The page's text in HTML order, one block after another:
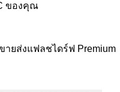
ของคุณ
ายส่งแฟลชไดร์ฟ Premium